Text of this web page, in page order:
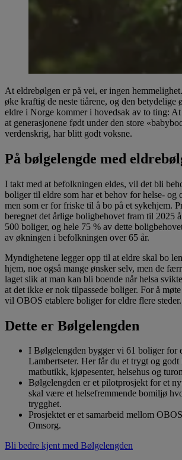
At eldrebølgen er på vei, er ingen
øke kraftig de neste tiårene, og den betydelige
eldre i Norge kommer i hovedsak av to ting:
at generasjonene født under den store
verdenskrig, har blitt godt voksne.
På bølgelengde med
I takt med at befolkningen eldes, vil det bli
boliger til eldre som har et behov for helse- og
men som er for friske til å bo på et sykehjem.
beregnet det årlige boligbehovet fram til 2025
500 boliger, og hele 75 % av dette
av økningen i befolkningen over 65 år.
Myndighetene legger opp til at eldre skal bo
hjem, noe også mange ønsker selv, men de
laget slik at man kan bli boende når helsa
at det ikke er nok tilpassede boliger. For å
vil OBOS etablere boliger for eldre flere steder.
Dette er Bølgelengden
I Bølgelengden bygger vi 61 boliger for
Lambertseter. Her får du et trygt og
matbutikk, kjøpesenter, helsehus og
Bølgelengden er et pilotprosjekt for et
skal være et helsefremmende bomiljø
trygghet.
Prosjektet er et samarbeid mellom
Omsorg.
Bli bedre kjent med Bølgelengden